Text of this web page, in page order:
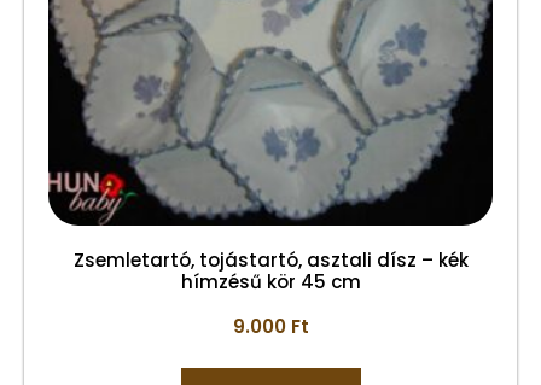
Zsemletartó, tojástartó, asztali dísz – kék
hímzésű kör 45 cm
9.000 Ft